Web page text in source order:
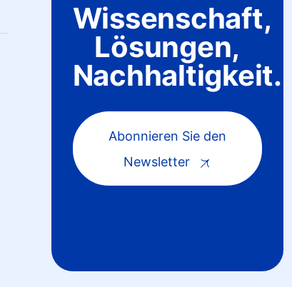
Wissenschaft,
Lösungen,
Nachhaltigkeit.
Abonnieren Sie den
Newsletter